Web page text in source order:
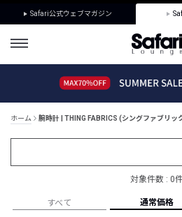
Safari公式ウェブマガジン
ホーム 腕時計 | THING FABRICS (シングファブリッ
対象件数 : 0
すべて 通常価格